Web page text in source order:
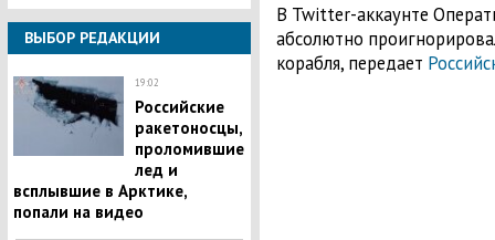
ВЫБОР РЕДАКЦИИ
19:02
Российские
ракетоносцы,
проломившие
лед и
всплывшие в Арктике,
попали на видео
В Twitter-аккаунте
абсолютно
корабля, передает